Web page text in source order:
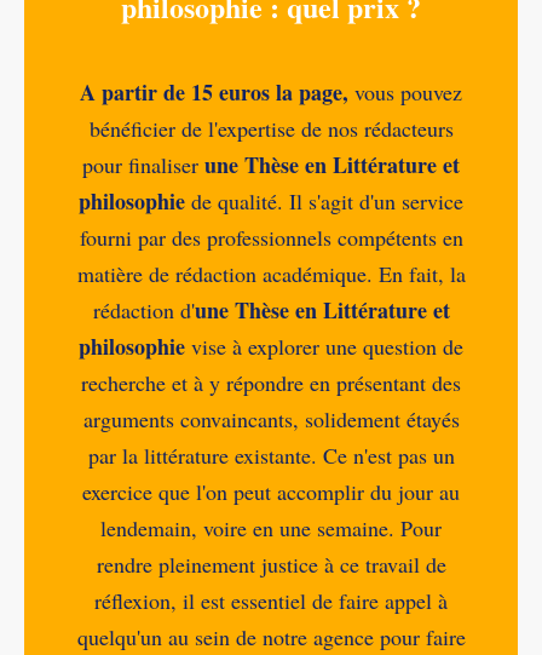
A partir de 15 euros la page, vous pouvez
bénéficier de l'expertise de nos rédacteurs
pour finaliser une Thèse en Littérature et
philosophie de qualité. Il s'agit d'un service
fourni par des professionnels compétents en
matière de rédaction académique. En fait, la
rédaction d'une Thèse en Littérature et
philosophie vise à explorer une question de
recherche et à y répondre en présentant des
arguments convaincants, solidement étayés
par la littérature existante. Ce n'est pas un
exercice que l'on peut accomplir du jour au
lendemain, voire en une semaine. Pour
rendre pleinement justice à ce travail de
réflexion, il est essentiel de faire appel à
quelqu'un au sein de notre agence pour faire